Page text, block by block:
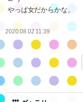
伯母さんのご飯美味しい
昔、伯母さん家に遊び
にドン引きしたから(笑
在宅期間が終われば、
(たまにとーちゃんも)、